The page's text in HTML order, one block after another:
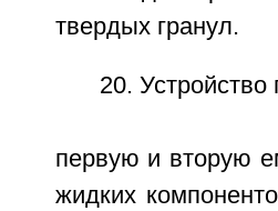
твердых гранул.
20.
первую и вторую
жидких